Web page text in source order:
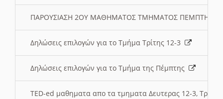
ΠΑΡΟΥΣΙΑΣΗ 2ΟΥ ΜΑΘΗΜΑΤΟΣ ΤΜΗΜΑΤΟΣ
Δηλώσεις επιλογών για το Τμήμα Τρίτης 12-3
Δηλώσεις επιλογών για το Τμήμα της Πέμπτης
TED-ed μαθηματα απο τα τμηματα Δευτερας 12-3,